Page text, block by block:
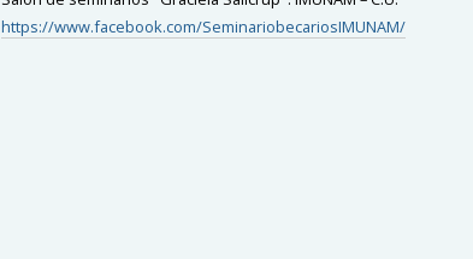
https://www.facebook.com/SeminariobecariosIMUNAM/